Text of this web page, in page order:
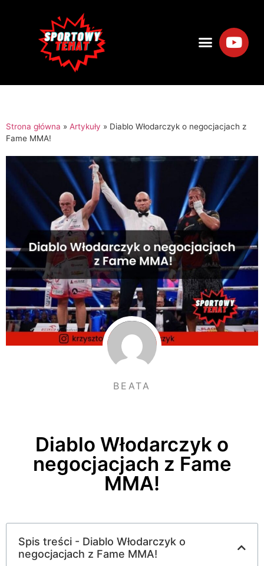
Strona główna » Artykuły » Diablo Włodarczyk o negocjacjach z
Fame MMA!
BEATA
Diablo Włodarczyk o
negocjacjach z Fame
MMA!
Spis treści - Diablo Włodarczyk o
negocjacjach z Fame MMA!